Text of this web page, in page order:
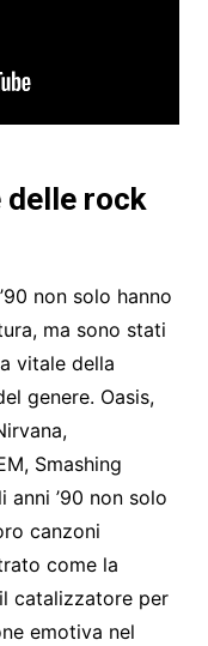
delle rock
non solo hanno
ma sono stati
vitale della
genere. Oasis,
Smashing
’90 non solo
canzoni
come la
catalizzatore per
emotiva nel